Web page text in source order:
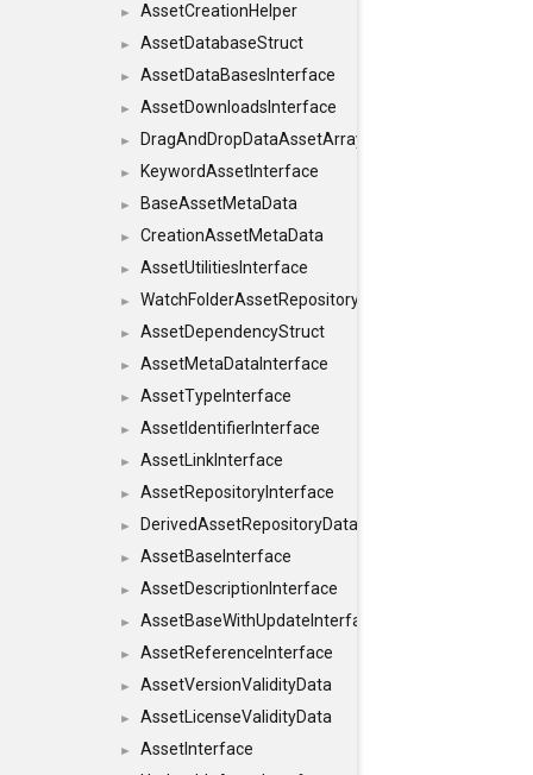
► AssetCreationHelper
► AssetDatabaseStruct
► AssetDataBasesInterface
► AssetDownloadsInterface
► DragAndDropDataAssetArray
► KeywordAssetInterface
► BaseAssetMetaData
► CreationAssetMetaData
► AssetUtilitiesInterface
► WatchFolderAssetRepositoryInterface
► AssetDependencyStruct
► AssetMetaDataInterface
► AssetTypeInterface
► AssetIdentifierInterface
► AssetLinkInterface
► AssetRepositoryInterface
► DerivedAssetRepositoryDataInterface
► AssetBaseInterface
► AssetDescriptionInterface
► AssetBaseWithUpdateInterface
► AssetReferenceInterface
► AssetVersionValidityData
► AssetLicenseValidityData
►
AssetInterface